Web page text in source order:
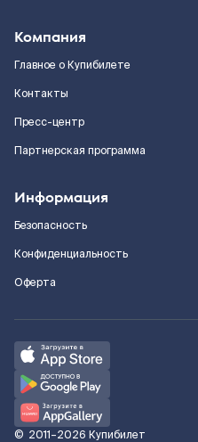
Компания
Главное о Купибилете
Контакты
Пресс-центр
Партнерская программа
Информация
Безопасность
Конфиденциальность
Оферта
© 2011–2026 Купибилет